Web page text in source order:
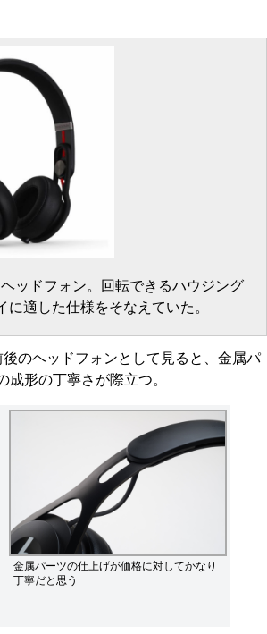
ッドフォン。回転できるハウジング
適した仕様をそなえていた。
のヘッドフォンとして見ると、金属パ
形の丁寧さが際立つ。
金属パーツの仕上げが価格に対してかなり
丁寧だと思う